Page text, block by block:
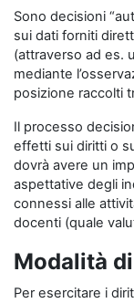
Sono decisioni
sui dati forniti
(attraverso ad es.
mediante
posizione raccolti
Il processo
effetti sui diritti o
dovrà avere un
aspettative degli
connessi alle
docenti (quale
Modalità
Per esercitare i